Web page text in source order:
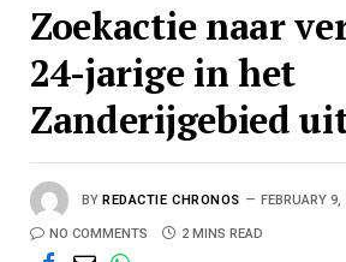
Zoekactie naar
24-jarige in het
Zanderijgebied
BY REDACTIE CHRONOS FEBRUARY 9,
NO COMMENTS 2 MINS READ